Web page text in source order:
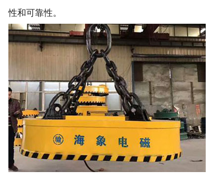
性和可靠性。